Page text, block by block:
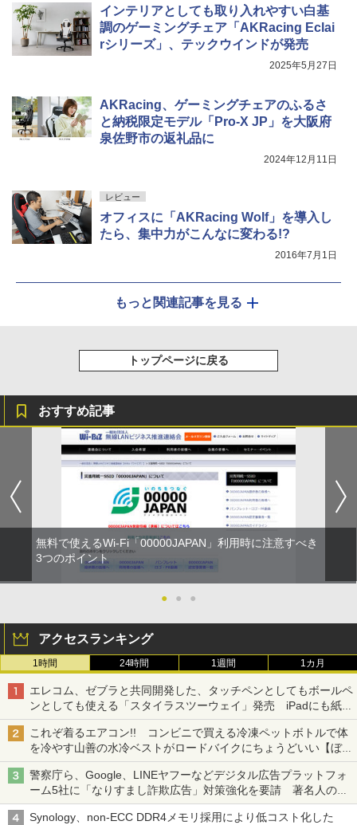
インテリアとしても取り入れやすい白基
調のゲーミングチェア「AKRacing Eclai
rシリーズ」、テックウインドが発売
2025年5月27日
AKRacing、ゲーミングチェアのふるさ
と納税限定モデル「Pro-X JP」を大阪府
泉佐野市の返礼品に
2024年12月11日
レビュー
オフィスに「AKRacing Wolf」を導入し
たら、集中力がこんなに変わる!?
2016年7月1日
もっと関連記事を見る
トップページに戻る
おすすめ記事
無料で使えるWi-Fi「00000JAPAN」利用時に注意すべき
3つのポイント
● ● ●
アクセスランキング
1時間 24時間 1週間 1カ月
エレコム、ゼブラと共同開発した、タッチペンとしてもボールペ
ンとしても使える「スタイラスツーウェイ」発売 iPadにも紙に
も、持ち替えずに書き込める
これぞ着るエアコン!! コンビニで買える冷凍ペットボトルで体
を冷やす山善の水冷ベストがロードバイクにちょうどいい【ぼっ
ち・ざ・ろーど！その14】【空いた時間でなにしてる？】
警察庁ら、Google、LINEヤフーなどデジタル広告プラットフォ
ーム5社に「なりすまし詐欺広告」対策強化を要請 著名人の写
真や映像を使った投資詐欺などへの対策として
Synology、non-ECC DDR4メモリ採用により低コスト化した